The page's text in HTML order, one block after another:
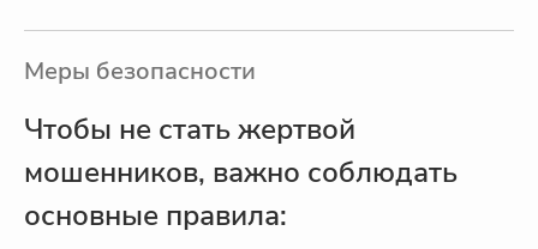
Меры безопасности
Чтобы не стать жертвой
мошенников, важно соблюдать
основные правила: